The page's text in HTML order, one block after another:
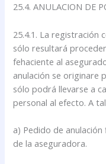
25.4. ANULACION DE
25.4.1. La registración
sólo resultará
fehaciente al
anulación se originare
sólo podrá llevarse a
personal al efecto. A
a) Pedido de
de la aseguradora.